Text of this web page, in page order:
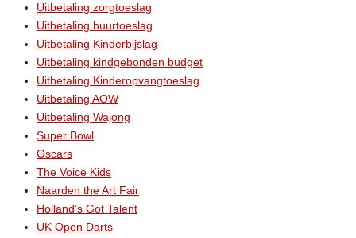
Uitbetaling zorgtoeslag
Uitbetaling huurtoeslag
Uitbetaling Kinderbijslag
Uitbetaling kindgebonden budget
Uitbetaling Kinderopvangtoeslag
Uitbetaling AOW
Uitbetaling Wajong
Super Bowl
Oscars
The Voice Kids
Naarden the Art Fair
Holland’s Got Talent
UK Open Darts